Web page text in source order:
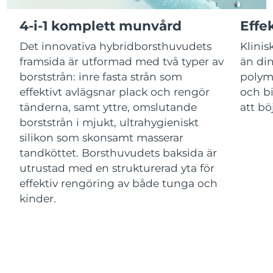
4-i-1 komplett munvård
Det innovativa hybridborsthuvudets
framsida är utformad med två typer av
borststrån: inre fasta strån som
effektivt avlägsnar plack och rengör
tänderna, samt yttre, omslutande
borststrån i mjukt, ultrahygieniskt
silikon som skonsamt masserar
tandköttet. Borsthuvudets baksida är
utrustad med en strukturerad yta för
effektiv rengöring av både tunga och
kinder.
än
och
att
Macao SAR Förväntad leverans 14/8/26
Malaysia Förväntad leverans 15/8/26
Malta 12/8/26
Mexiko Förväntad leverans 16/8/26
Monaco Förväntad leverans
Nederländerna Förväntad leverans
Nya Zeeland